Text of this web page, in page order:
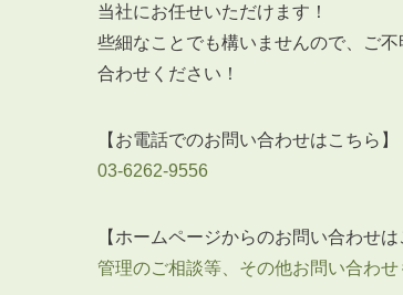
当社にお任せいただけます！
些細なことでも構いませんので、ご
合わせください！
【お電話でのお問い合わせはこちら】
03-6262-9556
【ホームページからのお問い合わせは
管理のご相談等、その他お問い合わせ